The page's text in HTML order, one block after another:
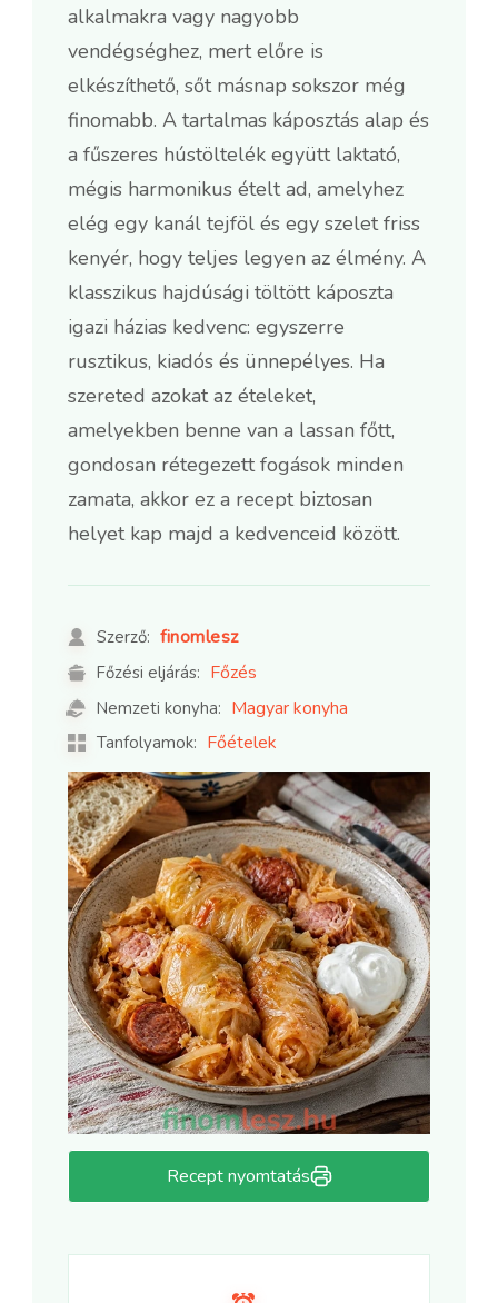
alkalmakra vagy nagyobb
vendégséghez, mert előre is
elkészíthető, sőt másnap sokszor még
finomabb. A tartalmas káposztás alap és
a fűszeres hústöltelék együtt laktató,
mégis harmonikus ételt ad, amelyhez
elég egy kanál tejföl és egy szelet friss
kenyér, hogy teljes legyen az élmény. A
klasszikus hajdúsági töltött káposzta
igazi házias kedvenc: egyszerre
rusztikus, kiadós és ünnepélyes. Ha
szereted azokat az ételeket,
amelyekben benne van a lassan főtt,
gondosan rétegezett fogások minden
zamata, akkor ez a recept biztosan
helyet kap majd a kedvenceid között.
Szerző: finomlesz
Főzési eljárás: Főzés
Nemzeti konyha: Magyar konyha
Tanfolyamok: Főételek
Recept nyomtatás